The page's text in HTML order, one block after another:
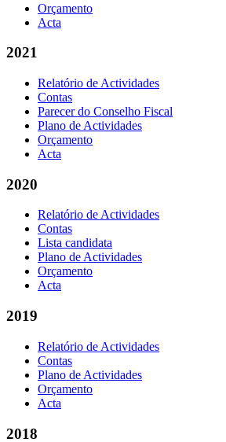
Orçamento
Acta
2021
Relatório de Actividades
Contas
Parecer do Conselho Fiscal
Plano de Actividades
Orçamento
Acta
2020
Relatório de Actividades
Contas
Lista candidata
Plano de Actividades
Orçamento
Acta
2019
Relatório de Actividades
Contas
Plano de Actividades
Orçamento
Acta
2018